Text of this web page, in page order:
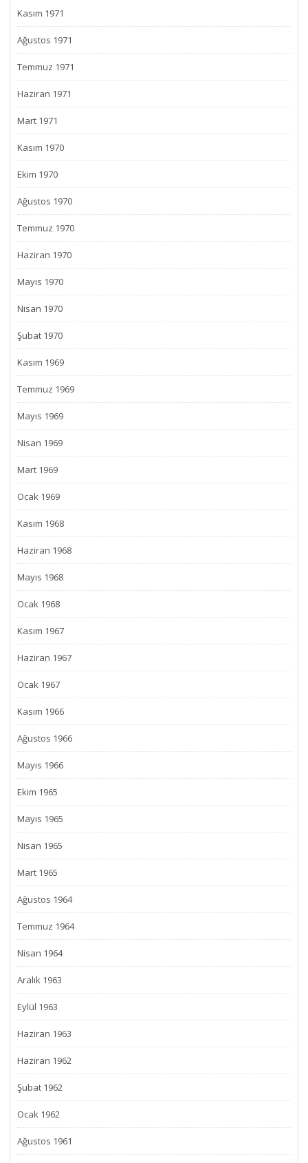
Kasım 1971
Ağustos 1971
Temmuz 1971
Haziran 1971
Mart 1971
Kasım 1970
Ekim 1970
Ağustos 1970
Temmuz 1970
Haziran 1970
Mayıs 1970
Nisan 1970
Şubat 1970
Kasım 1969
Temmuz 1969
Mayıs 1969
Nisan 1969
Mart 1969
Ocak 1969
Kasım 1968
Haziran 1968
Mayıs 1968
Ocak 1968
Kasım 1967
Haziran 1967
Ocak 1967
Kasım 1966
Ağustos 1966
Mayıs 1966
Ekim 1965
Mayıs 1965
Nisan 1965
Mart 1965
Ağustos 1964
Temmuz 1964
Nisan 1964
Aralık 1963
Eylül 1963
Haziran 1963
Haziran 1962
Şubat 1962
Ocak 1962
Ağustos 1961